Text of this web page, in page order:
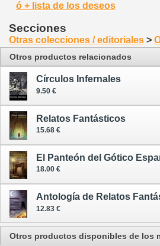
ó + lista de los deseos
Secciones
Otras colecciones / editoriales >
Otros productos relacionados
Círculos Infernales
9.50 €
Relatos Fantásticos
15.68 €
El Panteón del Gótico
18.00 €
Antología de Relatos
12.83 €
Otros productos disponibles de los